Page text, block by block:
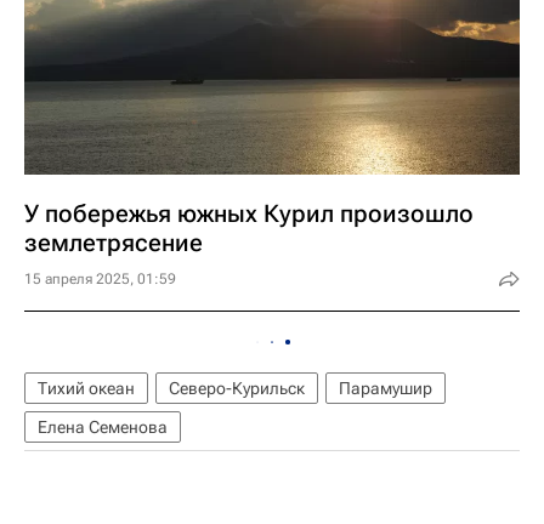
У побережья южных Курил произошло
землетрясение
15 апреля 2025, 01:59
Тихий океан Северо-Курильск
Парамушир
Елена Семенова